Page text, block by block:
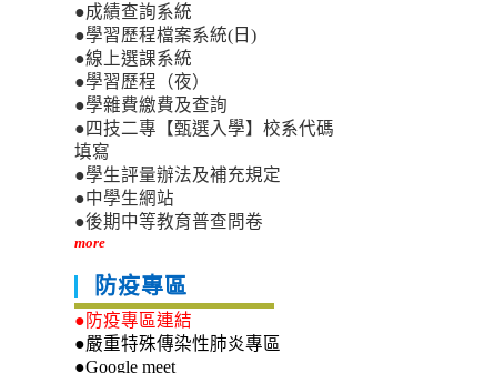
●成績查詢系統
●學習歷程檔案系統(日)
●線上選課系統
●學習歷程（夜）
●學雜費繳費及查詢
●四技二專【甄選入學】校系代碼
填寫
●學生評量辦法及補充規定
●中學生網站
●後期中等教育普查問卷
more
防疫專區
●防疫專區連結
●嚴重特殊傳染性肺炎專區
●Google meet